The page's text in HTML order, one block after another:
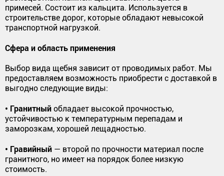
примесей. Состоит из кальцита. Используется в
строительстве дорог, которые обладают невысокой
транспортной нагрузкой.
Сфера и область применения
Выбор вида щебня зависит от проводимых работ. Мы
предоставляем возможность приобрести с доставкой в
выгодно следующие виды:
• Гранитный обладает высокой прочностью,
устойчивостью к температурным перепадам и
заморозкам, хорошей лещадностью.
• Гравийный — второй по прочности материал после
гранитного, но имеет на порядок более низкую
стоимость.